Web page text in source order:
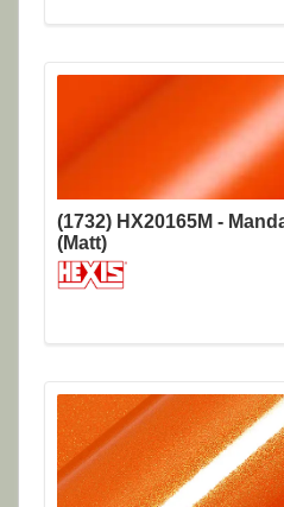
(1732) HX20165M -
(Matt)